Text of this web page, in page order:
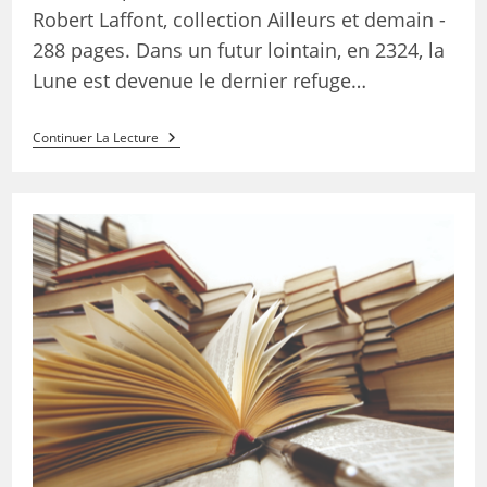
Robert Laffont, collection Ailleurs et demain -
288 pages. Dans un futur lointain, en 2324, la
Lune est devenue le dernier refuge…
Continuer La Lecture